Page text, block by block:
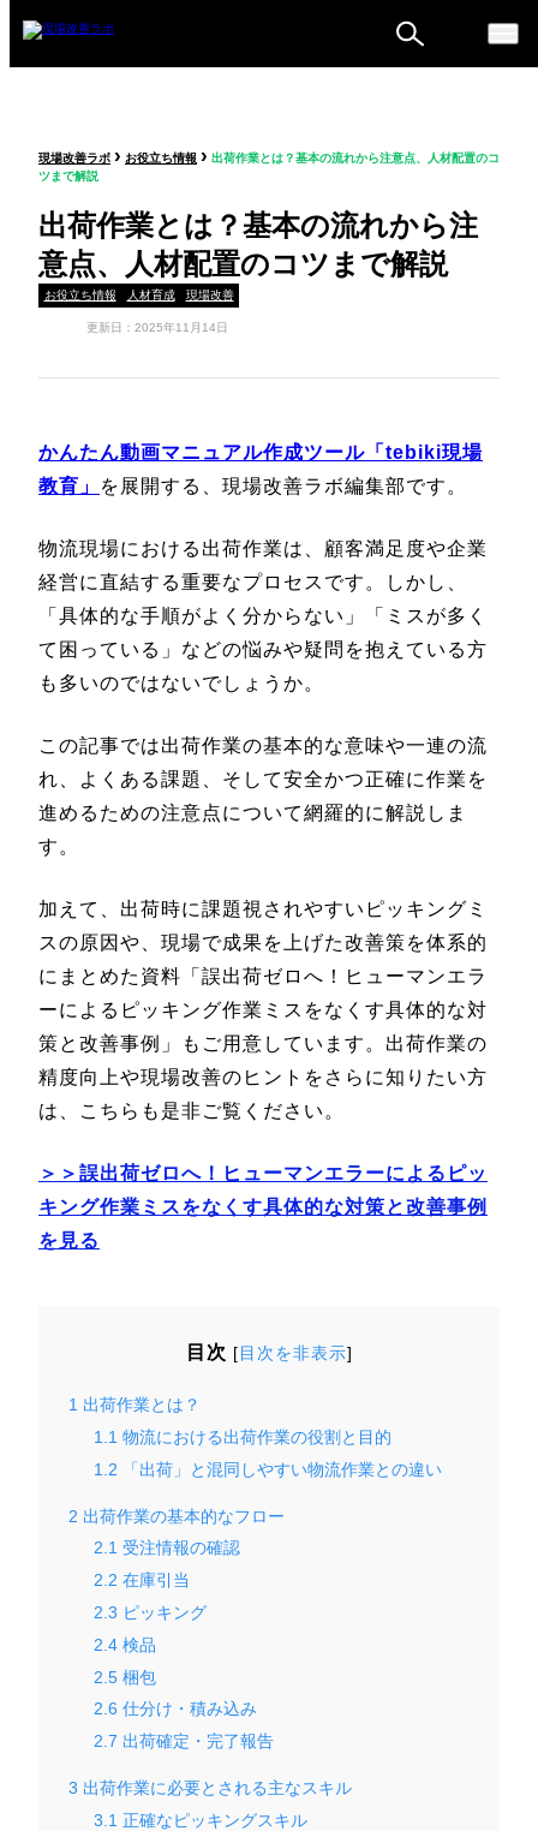
ム
セミナー
現場改善ラボ › お役立ち情報 › 出荷作業とは？基本の流れから注意点、人材配置のコ
ツまで解説
出荷作業とは？基本の流れから注
意点、人材配置のコツまで解説
お役立ち情報 人材育成 現場改善
更新日：2025年11月14日
かんたん動画マニュアル作成ツール「tebiki現場
教育」
を展開する、現場改善ラボ編集部です。
物流現場における出荷作業は、顧客満足度や企業
経営に直結する重要なプロセスです。しかし、
「具体的な手順がよく分からない」「ミスが多く
て困っている」などの悩みや疑問を抱えている方
も多いのではないでしょうか。
この記事では出荷作業の基本的な意味や一連の流
れ、よくある課題、そして安全かつ正確に作業を
進めるための注意点について網羅的に解説しま
す。
加えて、出荷時に課題視されやすいピッキングミ
スの原因や、現場で成果を上げた改善策を体系的
にまとめた資料「誤出荷ゼロへ！ヒューマンエラ
ーによるピッキング作業ミスをなくす具体的な対
策と改善事例」もご用意しています。出荷作業の
精度向上や現場改善のヒントをさらに知りたい方
は、こちらも是非ご覧ください。
＞＞誤出荷ゼロへ！ヒューマンエラーによるピッ
キング作業ミスをなくす具体的な対策と改善事例
を見る
目次 [目次を非表示]
1 出荷作業とは？
1.1 物流における出荷作業の役割と目的
1.2 「出荷」と混同しやすい物流作業との違い
2 出荷作業の基本的なフロー
2.1 受注情報の確認
2.2 在庫引当
2.3 ピッキング
2.4 検品
2.5 梱包
2.6 仕分け・積み込み
2.7 出荷確定・完了報告
3 出荷作業に必要とされる主なスキル
3.1 正確なピッキングスキル